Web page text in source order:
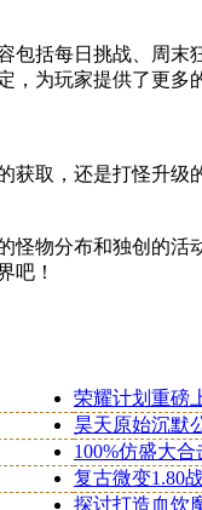
括每日挑战、周
为玩家提供了更多
取，还是打怪升
物分布和独创的
吧！
荣耀计划重磅
昊天原始沉默
100%仿盛大
复古微变1.80
探讨打造血饮